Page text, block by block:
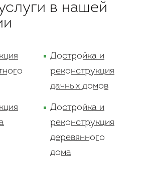
в нашей
Достройка и
реконструкция
дачных домов
Достройка и
реконструкция
деревянного
дома